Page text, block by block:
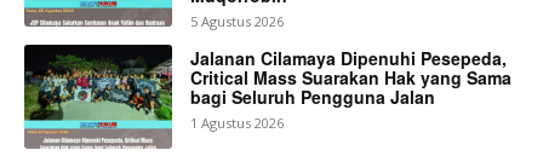
5 Agustus 2026
Jalanan Cilamaya Dipenuhi Pesepeda,
Critical Mass Suarakan Hak yang Sama
bagi Seluruh Pengguna Jalan
1 Agustus 2026